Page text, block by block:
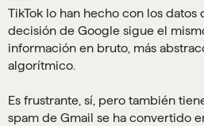
TikTok lo han hecho con los datos
decisión de Google sigue el
información en bruto, más
algorítmico.
Es frustrante, sí, pero también
spam de Gmail se ha convertido